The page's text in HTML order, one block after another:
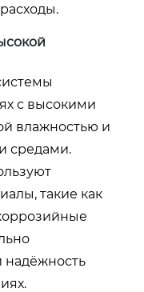
с высокими
влажностью и
средами.
такие как
надёжность